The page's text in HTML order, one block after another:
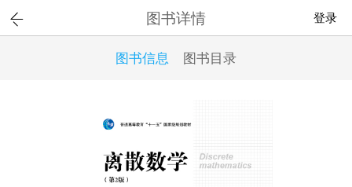
图书详情 登录
图书信息 图书目录